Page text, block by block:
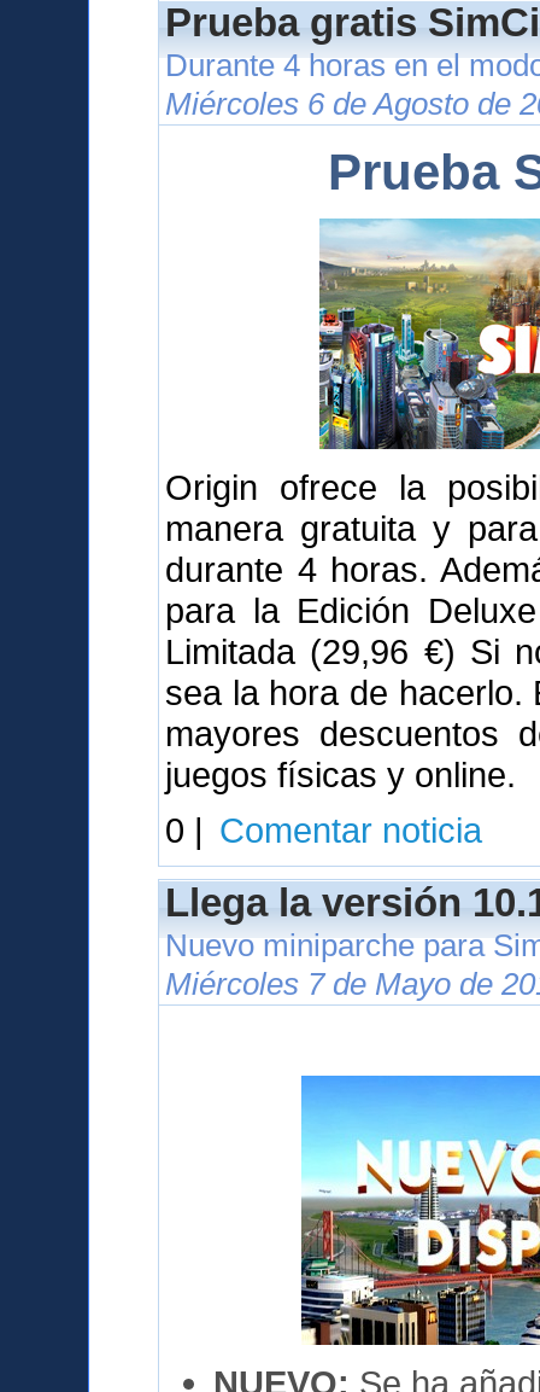
Prueba gratis
Durante 4 horas en el
Miércoles 6 de Agosto de
Prueba
Origin ofrece la
manera gratuita y
durante 4 horas.
para la Edición
Limitada (29,96 €) Si
sea la hora de hacerlo.
mayores descuentos
juegos físicas y online.
0 | Comentar noticia
Llega la versión
Nuevo miniparche para
Miércoles 7 de Mayo de
NUEVO: Se ha